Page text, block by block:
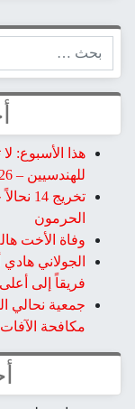
هذا الأسبوع:
للهندسيين – 13/8/2026
الحرمون
وفاة الأخت
الجولاني
فريقاً إلى
جمعية نحالي
مكافحة